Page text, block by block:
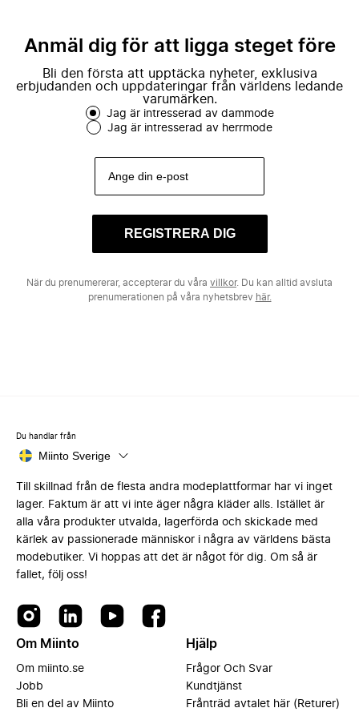
Anmäl dig för att ligga steget före
Bli den första att upptäcka nyheter, exklusiva
erbjudanden och uppdateringar från världens ledande
varumärken.
Jag är intresserad av dammode
Jag är intresserad av herrmode
REGISTRERA DIG
När du prenumererar, accepterar du våra villkor. Du kan alltid avsluta
prenumerationen på våra nyhetsbrev här.
Du handlar från
Miinto Sverige
Till skillnad från de flesta andra modeplattformar har vi inget
lager. Faktum är att vi inte äger några kläder alls. Istället är
alla våra produkter utvalda, lagerförda och skickade med
kärlek av passionerade människor i några av världens bästa
modebutiker. Vi hoppas att det är något för dig. Om så är
fallet, följ oss!
Om Miinto
Om miinto.se
Jobb
Bli en del av Miinto
Hjälp
Frågor Och Svar
Kundtjänst
Frånträd avtalet här (Returer)